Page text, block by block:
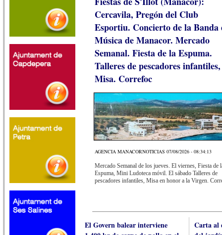
Cercavila, Pregón del Club
Esportiu. Concierto de la Banda
Música de Manacor. Mercado
Semanal. Fiesta de la Espuma.
Talleres de pescadores infantiles,
Misa. Correfoc
AGENCIA MANACORNOTICIAS 07/08/2026 - 08:34:13
Mercado Semanal de los jueves. El viernes, Fiesta de
Espuma, Mini Ludoteca móvil. El sábado Talleres de
pescadores infantiles, Misa en honor a la Virgen.
El Govern balear interviene
Carta al